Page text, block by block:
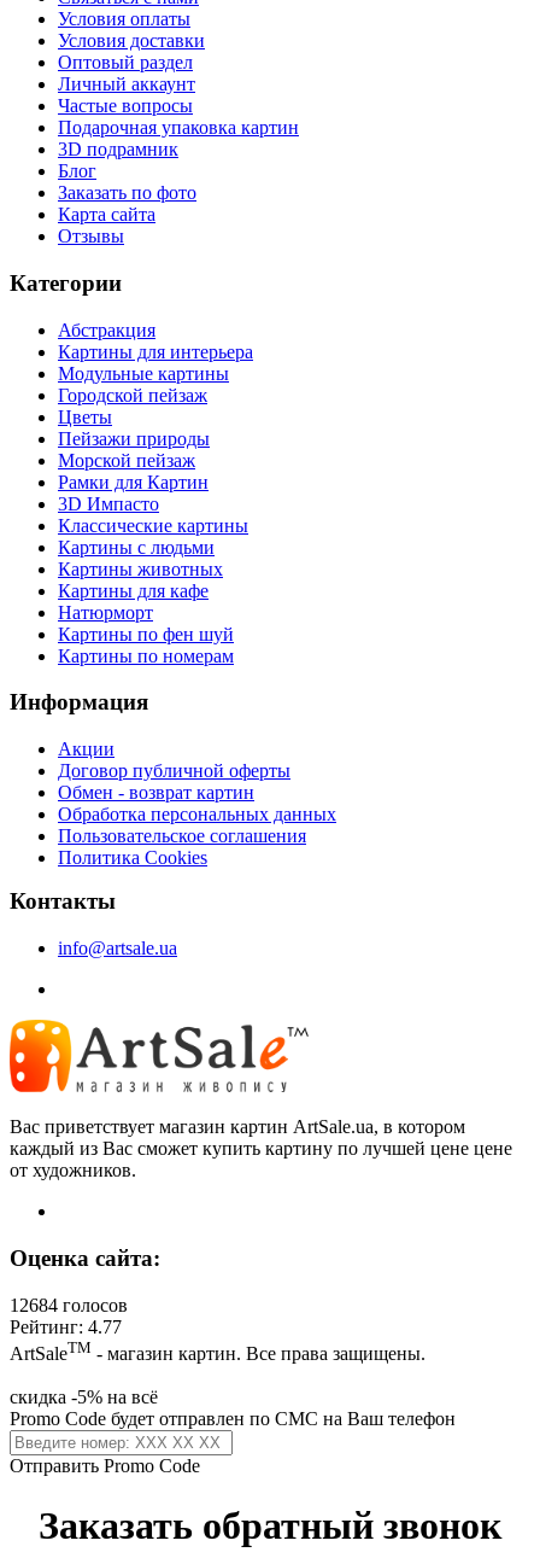
Условия оплаты
Условия доставки
Оптовый раздел
Личный аккаунт
Частые вопросы
Подарочная упаковка картин
3D подрамник
Блог
Заказать по фото
Карта сайта
Отзывы
Категории
Абстракция
Картины для интерьера
Модульные картины
Городской пейзаж
Цветы
Пейзажи природы
Морской пейзаж
Рамки для Картин
3D Импасто
Классические картины
Картины с людьми
Картины животных
Картины для кафе
Натюрморт
Картины по фен шуй
Картины по номерам
Информация
Акции
Договор публичной оферты
Обмен - возврат картин
Обработка персональных данных
Пользовательское соглашения
Политика Cookies
Контакты
info@artsale.ua
Вас приветствует магазин картин ArtSale.ua, в котором
каждый из Вас сможет купить картину по лучшей цене цене
от художников.
Оценка сайта:
12684 голосов
Рейтинг: 4.77
ArtSaleТМ - магазин картин. Все права защищены.
скидка -5% на всё
Promo Code будет отправлен по СМС на Ваш телефон
Отправить Promo Code
Заказать обратный звонок